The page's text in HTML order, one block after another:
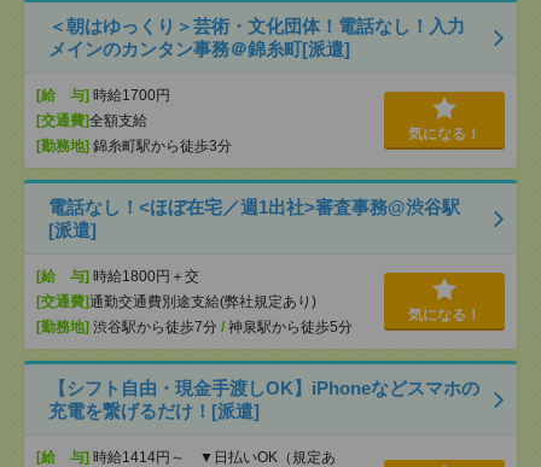
＜朝はゆっくり＞芸術・文化団体！電話なし！入力
メインのカンタン事務＠錦糸町[派遣]
[給 与] 時給1700円
[交通費]全額支給
[勤務地] 錦糸町駅から徒歩3分
気になる！
電話なし！<ほぼ在宅／週1出社>審査事務@渋谷駅
[派遣]
[給 与] 時給1800円＋交
[交通費]通勤交通費別途支給(弊社規定あり)
[勤務地] 渋谷駅から徒歩7分 / 神泉駅から徒歩5分
気になる！
【シフト自由・現金手渡しOK】iPhoneなどスマホの
充電を繋げるだけ！[派遣]
[給 与] 時給1414円～ ▼日払いOK（規定あ